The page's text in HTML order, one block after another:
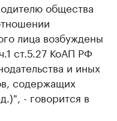
общества
лица возбуждены
ст.5.27 КоАП РФ
и иных
содержащих
- говорится в